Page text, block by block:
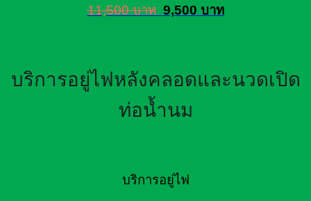
11,500 บาท 9,500 บาท
บริการอยู่ไฟหลังคลอดและนวดเปิด
ท่อน้ำนม
บริการอยู่ไฟ